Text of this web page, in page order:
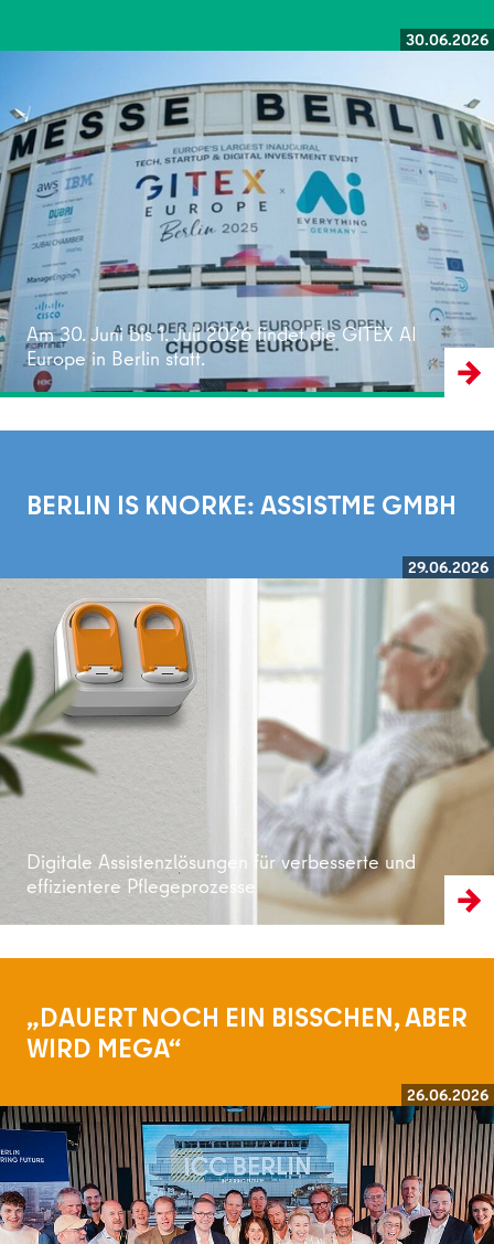
30.06.2026
Am 30. Juni bis 1. Juli 2026 findet die GITEX AI
Europe in Berlin statt.
Weiterlesen
BERLIN IS KNORKE: ASSISTME GMBH
29.06.2026
Digitale Assistenzlösungen für verbesserte und
effizientere Pflegeprozesse
Weiterlesen
„DAUERT NOCH EIN BISSCHEN, ABER
WIRD MEGA“
26.06.2026
Weiterlesen